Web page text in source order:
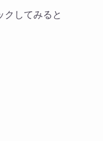
してみると